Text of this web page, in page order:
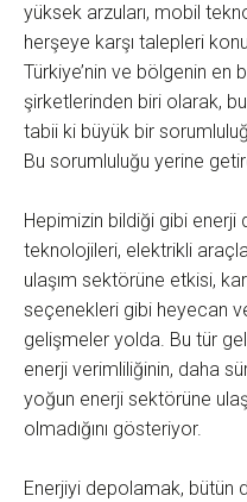
yüksek arzuları, mobil
herşeye karşı talepleri
Türkiye’nin ve bölgenin en
şirketlerinden biri olarak,
tabii ki büyük bir
Bu sorumluluğu yerine
Hepimizin bildiği gibi enerji
teknolojileri, elektrikli
ulaşım sektörüne etkisi,
seçenekleri gibi heyecan
gelişmeler yolda. Bu tür
enerji verimliliğinin, daha
yoğun enerji sektörüne
olmadığını gösteriyor.
Enerjiyi depolamak, bütün